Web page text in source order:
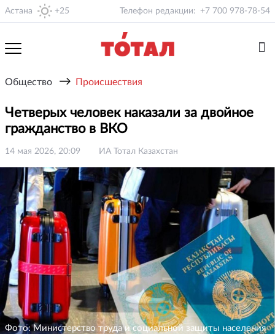
Астана +25 Телефон редакции: +7 700 978-78-54
Общество → Происшествия
Четверых человек наказали за двойное
гражданство в ВКО
14 мая 2026, 20:09 ИА Тотал Казахстан
Фото: Министерство труда и социальной защиты населения